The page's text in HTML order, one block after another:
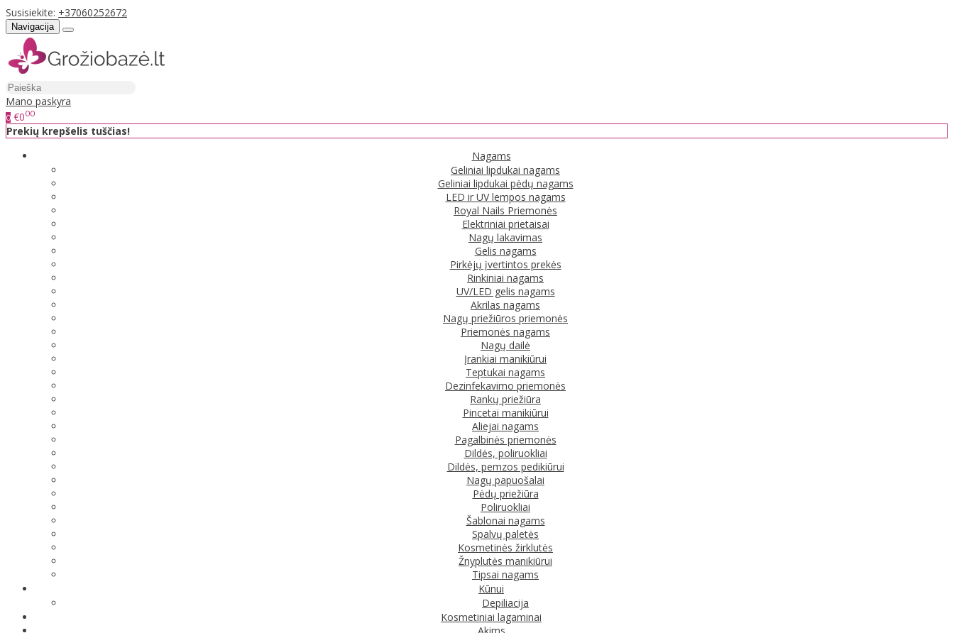
Susisiekite: +37060252672
Navigacija
Mano paskyra
0 €000
Prekių krepšelis tuščias!
Nagams
Geliniai lipdukai nagams
Geliniai lipdukai pėdų nagams
LED ir UV lempos nagams
Royal Nails Priemonės
Elektriniai prietaisai
Nagų lakavimas
Gelis nagams
Pirkėjų įvertintos prekės
Rinkiniai nagams
UV/LED gelis nagams
Akrilas nagams
Nagų priežiūros priemonės
Priemonės nagams
Nagų dailė
Įrankiai manikiūrui
Teptukai nagams
Dezinfekavimo priemonės
Rankų priežiūra
Pincetai manikiūrui
Aliejai nagams
Pagalbinės priemonės
Dildės, poliruokliai
Dildės, pemzos pedikiūrui
Nagų papuošalai
Pėdų priežiūra
Poliruokliai
Šablonai nagams
Spalvų paletės
Kosmetinės žirklutės
Žnyplutės manikiūrui
Tipsai nagams
Kūnui
Depiliacija
Kosmetiniai lagaminai
Akims